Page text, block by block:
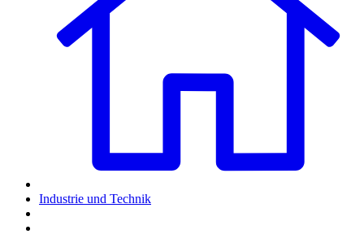
Industrie und Technik